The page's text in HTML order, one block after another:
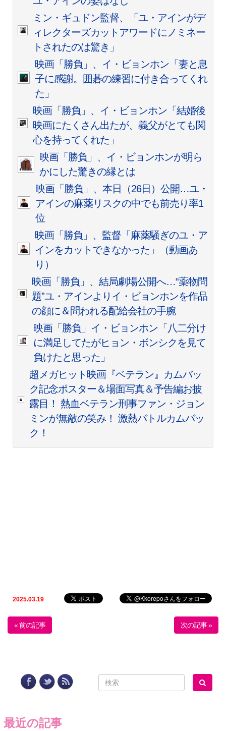
ミン・ギュドン監督、「ユ・アインがデ
ィレクターズカットアワードにノミネー
トされたのは驚き」
映画「勝負」、イ・ビョンホン「妻と息
子に感謝。囲碁の練習に付き合ってくれ
た」
映画「勝負」、イ・ビョンホン「結婚後
映画にたくさん出たが、義父がとても関
心を持ってくれた」
映画「勝負」、イ・ビョンホンが明ら
かにした驚きの縁とは
映画「勝負」、本日（26日）公開…ユ・
アインの麻薬リスクの中でも前売り率1
位
映画「勝負」、監督「麻薬騒ぎのユ・ア
インをカットできなかった」（動画あ
り）
映画「勝負」、結局劇場公開へ…“薬物問
題”ユ・アインよりイ・ビョンホンを作品
の顔に＆問われる配給会社の手腕
映画「勝負」イ・ビョンホン「八二分け
に満足してたがヒョン・ボンシクを見て
負けたと思った」
超メガヒット映画『ベテラン』カムバッ
ク記念ポスター＆場面写真＆予告編お披
露目！ 熱血ベテラン刑事ファン・ジョン
ミンが無敵の笑み！ 激熱バトルカムバッ
ク！
2025.03.19
« 前の記事 次の記事 »
最近の記事